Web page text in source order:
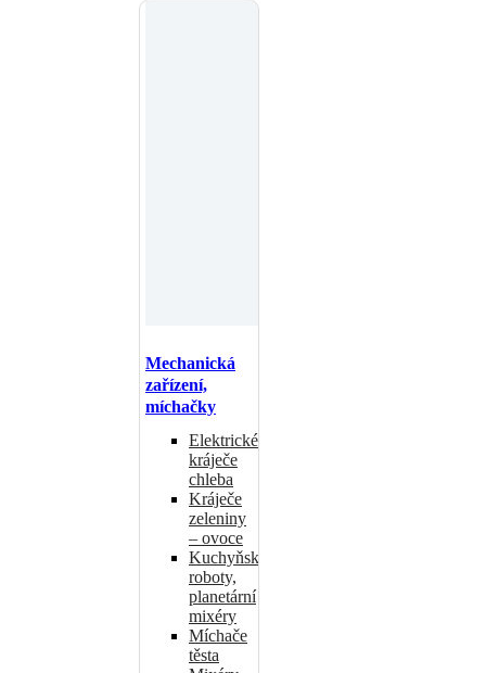
Mechanická
zařízení,
míchačky
Elektrické
kráječe
chleba
Kráječe
zeleniny
– ovoce
Kuchyňské
roboty,
planetární
mixéry
Míchače
těsta